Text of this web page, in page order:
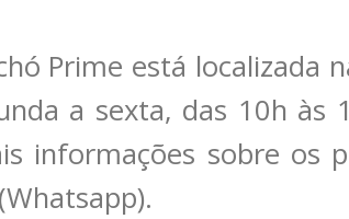
Prime está localizada
a sexta, das 10h às
informações sobre os